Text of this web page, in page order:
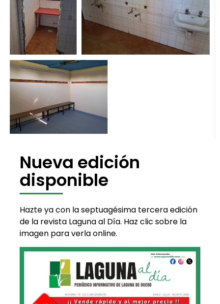
Nueva edición
disponible
Hazte ya con la septuagésima tercera edición
de la revista Laguna al Día. Haz clic sobre la
imagen para verla online.